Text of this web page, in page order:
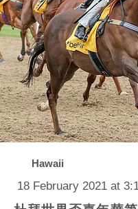
Hawaii
18 February 2021 at